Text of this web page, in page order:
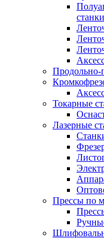
станки
Продольно-
Токарные
Лазерные
Прессы по